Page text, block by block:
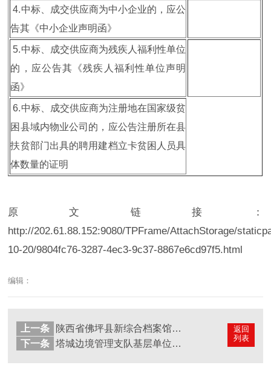
4.中标、成交供应商为中小企业的，应公
告其《中小企业声明函》
5.中标、成交供应商为残疾人福利性单位
的，应公告其《残疾人福利性单位声明
函》
6.中标、成交供应商为注册地在国家级贫
困县域内物业公司的，应公告注册所在县
扶贫部门出具的聘用建档立卡贫困人员具
体数量的证明
原文链接：
http://202.61.88.152:9080/TPFrame/AttachStorage/
10-20/9804fc76-3287-4ec3-9c37-8867e6cd97f5.html
编辑：
返回
列表
上一条
陕西省佛坪县新综合档案馆密集架及安防监控设备采购竞争性磋商公告
下一条
塔城边境管理支队基层单位档案室密集架采购安装项目询价公告